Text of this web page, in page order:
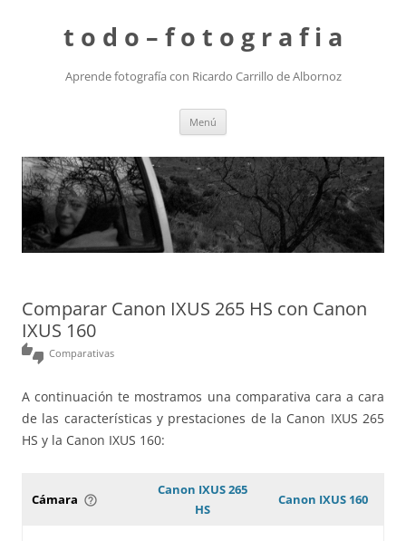
t o d o – f o t o g r a f i a
Aprende fotografía con Ricardo Carrillo de Albornoz
Menú
Comparar Canon IXUS 265 HS con Canon
IXUS 160
thumbs_up_down Comparativas
A continuación te mostramos una comparativa cara a cara
de las características y prestaciones de la Canon IXUS 265
HS y la Canon IXUS 160:
Cámara help_outline
Canon IXUS 265
HS
Canon IXUS 160